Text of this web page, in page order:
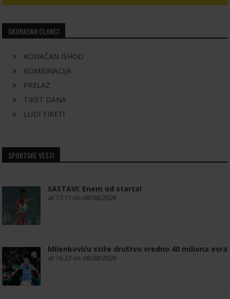
SKORASNJI CLANCI
KONAČAN ISHOD
KOMBINACIJA
PRELAZ
TIKET DANA
LUDI TIKETI
SPORTSKE VESTI
SASTAVI: Enem od starta!
at 17:11 on 08/08/2026
Milenkoviću stiže društvo vredno 40 miliona evra
at 16:33 on 08/08/2026